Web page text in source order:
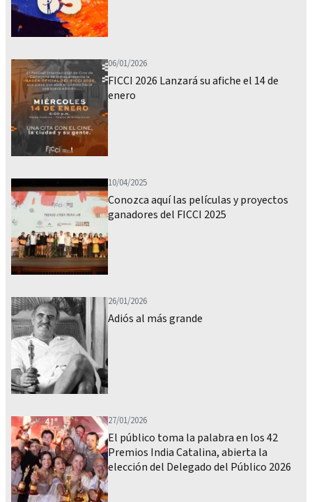
06/01/2026
FICCI 2026 Lanzará su afiche el 14 de
enero
10/04/2025
Conozca aquí las películas y proyectos
ganadores del FICCI 2025
26/01/2026
Adiós al más grande
27/01/2026
El público toma la palabra en los 42
Premios India Catalina, abierta la
elección del Delegado del Público 2026